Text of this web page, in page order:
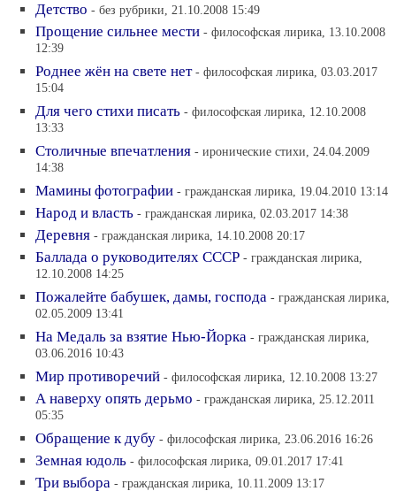
Детство - без рубрики, 21.10.2008 15:49
Прощение сильнее мести - философская лирика, 13.10.2008
12:39
Роднее жён на свете нет - философская лирика, 03.03.2017
15:04
Для чего стихи писать - философская лирика, 12.10.2008
13:33
Столичные впечатления - иронические стихи, 24.04.2009
14:38
Мамины фотографии - гражданская лирика, 19.04.2010 13:14
Народ и власть - гражданская лирика, 02.03.2017 14:38
Деревня - гражданская лирика, 14.10.2008 20:17
Баллада о руководителях СССР - гражданская лирика,
12.10.2008 14:25
Пожалейте бабушек, дамы, господа - гражданская лирика,
02.05.2009 13:41
На Медаль за взятие Нью-Йорка - гражданская лирика,
03.06.2016 10:43
Мир противоречий - философская лирика, 12.10.2008 13:27
А наверху опять дерьмо - гражданская лирика, 25.12.2011
05:35
Обращение к дубу - философская лирика, 23.06.2016 16:26
Земная юдоль - философская лирика, 09.01.2017 17:41
Три выбора - гражданская лирика, 10.11.2009 13:17